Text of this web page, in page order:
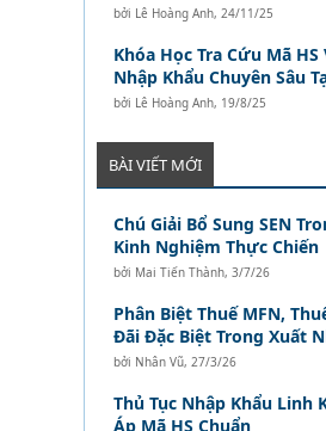
bởi Lê Hoàng Anh, 24/11/25
Khóa Học Tra Cứu Mã
Nhập Khẩu Chuyên Sâu
bởi Lê Hoàng Anh, 19/8/25
BÀI VIẾT MỚI
Chú Giải Bổ Sung SEN
Kinh Nghiệm Thực Chiến
bởi Mai Tiến Thành, 3/7/26
Phân Biệt Thuế MFN,
Đãi Đặc Biệt Trong Xuất
bởi Nhân Vũ, 27/3/26
Thủ Tục Nhập Khẩu Linh
Áp Mã HS Chuẩn